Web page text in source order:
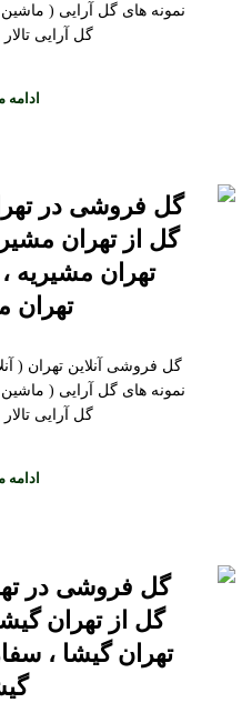
نمونه های گل آرایی (
گل آرایی
گل فروشی در
گل از تهران
تهران مشیریه
تهران
گل فروشی آنلاین تهران (
نمونه های گل آرایی (
گل آرایی
گل فروشی در
گل از تهران
تهران گیشا ،